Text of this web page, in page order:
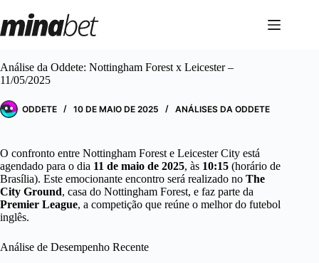
para
o
Análise da Oddete: Nottingham Forest x Leicester –
11/05/2025
ODDETE 10 DE MAIO DE 2025 ANÁLISES DA ODDETE
O confronto entre Nottingham Forest e Leicester City está
agendado para o dia 11 de maio de 2025, às 10:15 (horário de
Brasília). Este emocionante encontro será realizado no The
City Ground, casa do Nottingham Forest, e faz parte da
Premier League, a competição que reúne o melhor do futebol
inglês.
Análise de Desempenho Recente